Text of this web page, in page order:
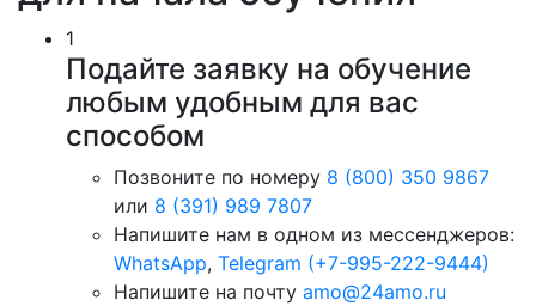
1
Подайте заявку на обучение
любым удобным для вас
способом
Позвоните по номеру 8 (800) 350 9867
или 8 (391) 989 7807
Напишите нам в одном из мессенджеров:
WhatsApp, Telegram (+7-995-222-9444)
Напишите на почту amo@24amo.ru